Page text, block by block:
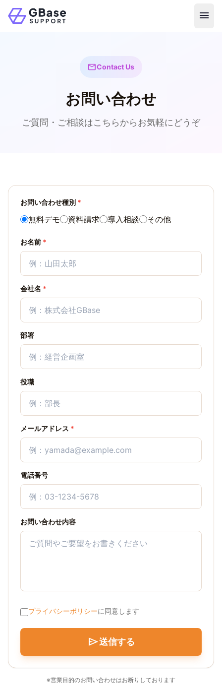
menu
mailContact Us
お問い合わせ
ご質問・ご相談はこちらからお気軽にどうぞ
お問い合わせ種別 *
無料デモ 資料請求 導入相談 その他
お名前 *
会社名 *
部署
役職
メールアドレス *
電話番号
お問い合わせ内容
プライバシーポリシーに同意します
send送信する
※営業目的のお問い合わせはお断りしております